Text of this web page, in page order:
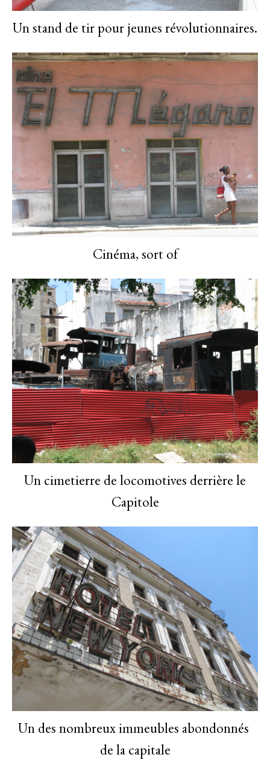
Un stand de tir pour jeunes révolutionnaires.
Cinéma, sort of
Un cimetierre de locomotives derrière le
Capitole
Un des nombreux immeubles abondonnés
de la capitale